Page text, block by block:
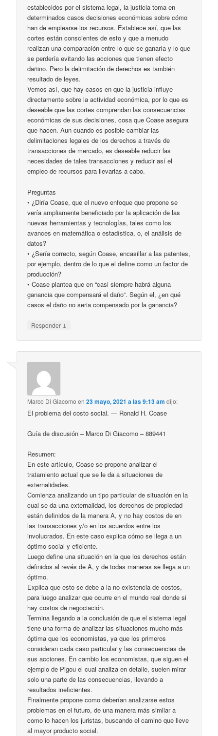
establecidos por el sistema legal, la justicia toma en
determinados casos decisiones económicas sobre cómo
han de emplearse los recursos. Establece así, que las
cortes están conscientes de esto y que a menudo
realizan una comparación entre lo que se ganaría y lo que
se perdería evitando las acciones que tienen efecto
dañino. Pero la delimitación de derechos es también
resultado de leyes.
Vemos así, que hay casos en que la justicia influye
directamente sobre la actividad económica, por lo que es
deseable que las cortes comprendan las consecuencias
económicas de sus decisiones, cosa que Coase asegura
que hacen. Aun cuando es posible cambiar las
delimitaciones legales de los derechos a través de
transacciones de mercado, es deseable reducir las
necesidades de tales transacciones y reducir así el
empleo de recursos para llevarlas a cabo.
Preguntas
• ¿Diría Coase, que el nuevo enfoque que propone se
vería ampliamente beneficiado por la aplicación de las
nuevas herramientas y tecnologías, tales como los
avances en matemática o estadística, o, el análisis de
datos?
• ¿Sería correcto, según Coase, encasillar a las patentes,
por ejemplo, dentro de lo que el define como un factor de
producción?
• Coase plantea que en “casi siempre habrá alguna
ganancia que compensará el daño”. Según el, ¿en qué
casos el daño no seria compensado por la ganancia?
Responder ↓
Marco Di Giacomo en23 mayo, 2021 a las 9:13 am dijo:
El problema del costo social. — Ronald H. Coase
Guía de discusión – Marco Di Giacomo – 889441
Resumen:
En este artículo, Coase se propone analizar el
tratamiento actual que se le da a situaciones de
externalidades.
Comienza analizando un tipo particular de situación en la
cual se da una externalidad, los derechos de propiedad
están definidos de la manera A, y no hay costos de en
las transacciones y/o en los acuerdos entre los
involucrados. En este caso explica cómo se llega a un
óptimo social y eficiente.
Luego define una situación en la que los derechos están
definidos al revés de A, y de todas maneras se llega a un
óptimo.
Explica que esto se debe a la no existencia de costos,
para luego analizar que ocurre en el mundo real donde si
hay costos de negociación.
Termina llegando a la conclusión de que el sistema legal
tiene una forma de analizar las situaciones mucho más
óptima que los economistas, ya que los primeros
consideran cada caso particular y las consecuencias de
sus acciones. En cambio los economistas, que siguen el
ejemplo de Pigou el cual analiza en detalle, suelen mirar
solo una parte de las consecuencias, llevando a
resultados ineficientes.
Finalmente propone como deberían analizarse estos
problemas en el futuro, de una manera más similar a
como lo hacen los juristas, buscando el camino que lleve
al mayor producto social.